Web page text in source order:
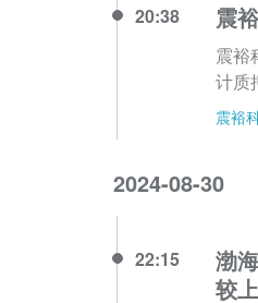
20:38 震
震裕
计质
震裕
2024-08-30
22:15
渤
较